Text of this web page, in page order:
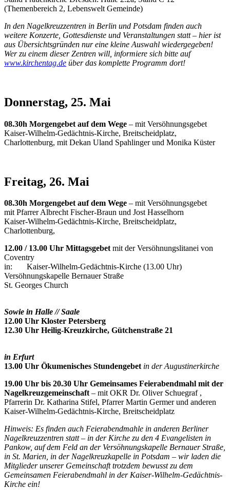
(Themenbereich 2, Lebenswelt Gemeinde)
In den Nagelkreuzzentren in Berlin und Potsdam finden auch
weitere Konzerte, Gottesdienste und Veranstaltungen statt – hier ist
aus Übersichtsgründen nur eine kleine Auswahl wiedergegeben!
Wer zu einem dieser Zentren will, informiere sich bitte auf
www.kirchentag.de über das komplette Programm dort!
Donnerstag, 25. Mai
08.30h Morgengebet auf dem Wege – mit Versöhnungsgebet
Kaiser-Wilhelm-Gedächtnis-Kirche, Breitscheidplatz,
Charlottenburg, mit Dekan Uland Spahlinger und Monika Küster
Freitag, 26. Mai
08.30h Morgengebet auf dem Wege – mit Versöhnungsgebet
mit Pfarrer Albrecht Fischer-Braun und Jost Hasselhorn
Kaiser-Wilhelm-Gedächtnis-Kirche, Breitscheidplatz,
Charlottenburg,
12.00 / 13.00 Uhr Mittagsgebetmit der Versöhnungslitanei von
Coventry
in: Kaiser-Wilhelm-Gedächtnis-Kirche (13.00 Uhr)
Versöhnungskapelle Bernauer Straße
St. Georges Church
Sowie in Halle // Saale
12.00 Uhr Kloster Petersberg
12.30 Uhr Heilig-Kreuzkirche, Gütchenstraße 21
in Erfurt
13.00 Uhr Ökumenisches Stundengebet in der Augustinerkirche
19.00 Uhr bis 20.30 Uhr Gemeinsames Feierabendmahl mit der
Nagelkreuzgemeinschaft– mit OKR Dr. Oliver Schuegraf ,
Pfarrerin Dr. Katharina Stifel, Pfarrer Martin Germer und anderen
Kaiser-Wilhelm-Gedächtnis-Kirche, Breitscheidplatz
Hinweis: Es finden auch Feierabendmahle in anderen Berliner
Nagelkreuzzentren statt – in der Kirche zu den 4 Evangelisten in
Pankow, auf dem Feld an der Versöhnungskapelle Bernauer Straße,
in St. Marien, in der Nagelkreuzkapelle in Potsdam – wir laden die
Mitglieder unserer Gemeinschaft trotzdem bewusst zu dem
Gemeinsamen Feierabendmahl in der Kaiser-Wilhelm-Gedächtnis-
Kirche ein!